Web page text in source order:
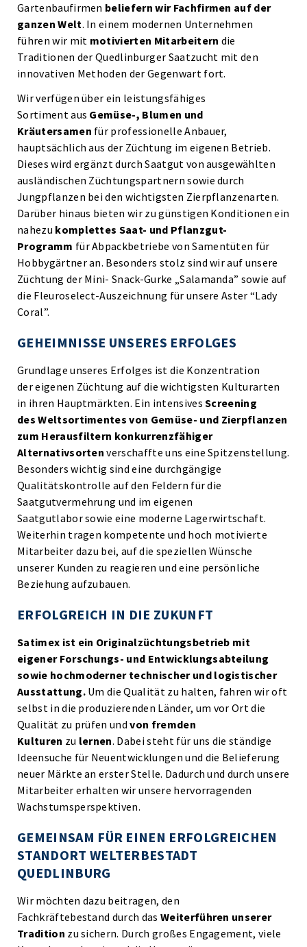
Gartenbaufirmen beliefern wir Fachfirmen auf der
ganzen Welt. In einem modernen Unternehmen
führen wir mit motivierten Mitarbeitern die
Traditionen der Quedlinburger Saatzucht mit den
innovativen Methoden der Gegenwart fort.
Wir verfügen über ein leistungsfähiges
Sortiment aus Gemüse-, Blumen und
Kräutersamen für professionelle Anbauer,
hauptsächlich aus der Züchtung im eigenen Betrieb.
Dieses wird ergänzt durch Saatgut von ausgewählten
ausländischen Züchtungspartnern sowie durch
Jungpflanzen bei den wichtigsten Zierpflanzenarten.
Darüber hinaus bieten wir zu günstigen Konditionen ein
nahezu komplettes Saat- und Pflanzgut-
Programm für Abpackbetriebe von Samentüten für
Hobbygärtner an. Besonders stolz sind wir auf unsere
Züchtung der Mini- Snack-Gurke „Salamanda” sowie auf
die Fleuroselect-Auszeichnung für unsere Aster “Lady
Coral”.
GEHEIMNISSE UNSERES ERFOLGES
Grundlage unseres Erfolges ist die Konzentration
der eigenen Züchtung auf die wichtigsten Kulturarten
in ihren Hauptmärkten. Ein intensivesScreening
des Weltsortimentes von Gemüse- und Zierpflanzen
zum Herausfiltern konkurrenzfähiger
Alternativsorten verschaffte uns eine Spitzenstellung.
Besonders wichtig sind eine durchgängige
Qualitätskontrolle auf den Feldern für die
Saatgutvermehrung und im eigenen
Saatgutlabor sowie eine moderne Lagerwirtschaft.
Weiterhin tragen kompetente und hoch motivierte
Mitarbeiter dazu bei, auf die speziellen Wünsche
unserer Kunden zu reagieren und eine persönliche
Beziehung aufzubauen.
ERFOLGREICH IN DIE ZUKUNFT
Satimex ist ein Originalzüchtungsbetrieb mit
eigener Forschungs- und Entwicklungsabteilung
sowie hochmoderner technischer und logistischer
Ausstattung.Um die Qualität zu halten, fahren wir oft
selbst in die produzierenden Länder, um vor Ort die
Qualität zu prüfen undvon fremden
Kulturen zu lernen. Dabei steht für uns die ständige
Ideensuche für Neuentwicklungen und die Belieferung
neuer Märkte an erster Stelle. Dadurch und durch unsere
Mitarbeiter erhalten wir unsere hervorragenden
Wachstumsperspektiven.
GEMEINSAM FÜR EINEN ERFOLGREICHEN
STANDORT WELTERBESTADT
QUEDLINBURG
Wir möchten dazu beitragen, den
Fachkräftebestand durch das Weiterführen unserer
Tradition zu sichern. Durch großes Engagement, viele